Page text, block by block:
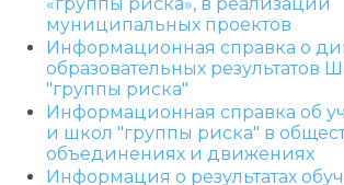
муниципальных проектов
Информационная справка о
образовательных
"группы риска"
Информационная справка об
и школ "группы риска" в
объединениях и движениях
Информация о результатах